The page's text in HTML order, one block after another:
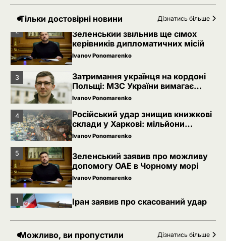
Тільки достовірні новини Дізнатись більше
2
Зеленський звільнив ще сімох
керівників дипломатичних місій
Ivanov Ponomarenko
3
Затримання українця на кордоні
Польщі: МЗС України вимагає
консульського доступу
Ivanov Ponomarenko
4
Російський удар знищив книжкові
склади у Харкові: мільйони
видань охопив вогонь
Ivanov Ponomarenko
5
Зеленський заявив про можливу
допомогу ОАЕ в Чорному морі
Ivanov Ponomarenko
1
Іран заявив про скасований удар
по Україні після контактів
Ivanov Ponomarenko
Можливо, ви пропустили Дізнатись більше